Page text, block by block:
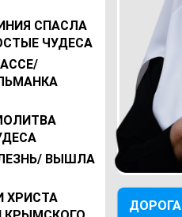
СПАСЛА
ЧУДЕСА
ВЫШЛА
ХРИСТА
ДОРОГА